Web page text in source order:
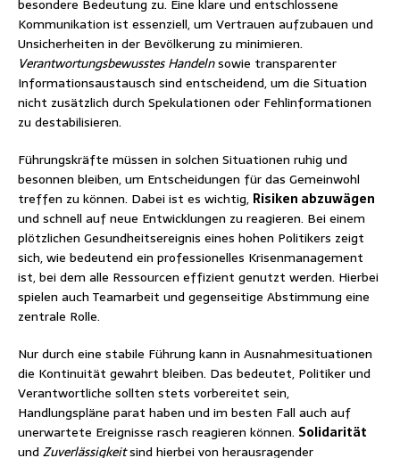
besondere Bedeutung zu. Eine klare und entschlossene
Kommunikation ist essenziell, um Vertrauen aufzubauen und
Unsicherheiten in der Bevölkerung zu minimieren.
Verantwortungsbewusstes Handelnsowie transparenter
Informationsaustausch sind entscheidend, um die Situation
nicht zusätzlich durch Spekulationen oder Fehlinformationen
zu destabilisieren.
Führungskräfte müssen in solchen Situationen ruhig und
besonnen bleiben, um Entscheidungen für das Gemeinwohl
treffen zu können. Dabei ist es wichtig, Risiken abzuwägen
und schnell auf neue Entwicklungen zu reagieren. Bei einem
plötzlichen Gesundheitsereignis eines hohen Politikers zeigt
sich, wie bedeutend ein professionelles Krisenmanagement
ist, bei dem alle Ressourcen effizient genutzt werden. Hierbei
spielen auch Teamarbeit und gegenseitige Abstimmung eine
zentrale Rolle.
Nur durch eine stabile Führung kann in Ausnahmesituationen
die Kontinuität gewahrt bleiben. Das bedeutet, Politiker und
Verantwortliche sollten stets vorbereitet sein,
Handlungspläne parat haben und im besten Fall auch auf
unerwartete Ereignisse rasch reagieren können. Solidarität
und Zuverlässigkeitsind hierbei von herausragender